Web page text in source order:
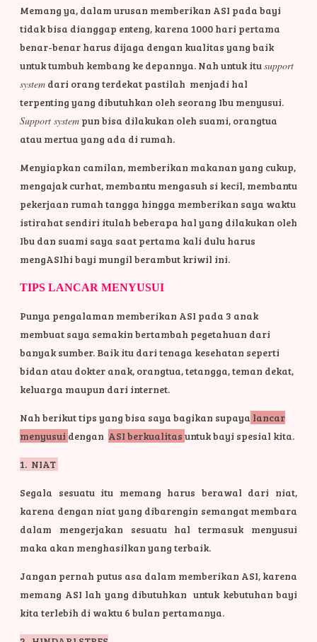
Memang ya, dalam urusan memberikan ASI pada bayi
tidak bisa dianggap enteng, karena 1000 hari pertama
benar-benar harus dijaga dengan kualitas yang baik
untuk tumbuh kembang ke depannya. Nah untuk itusupport
system dari orang terdekat pastilah menjadi hal
terpenting yang dibutuhkan oleh seorang Ibu menyusui.
Support system pun bisa dilakukan oleh suami, orangtua
atau mertua yang ada di rumah.
Menyiapkan camilan, memberikan makanan yang cukup,
mengajak curhat, membantu mengasuh si kecil, membantu
pekerjaan rumah tangga hingga memberikan saya waktu
istirahat sendiri itulah beberapa hal yang dilakukan oleh
Ibu dan suami saya saat pertama kali dulu harus
mengASIhi bayi mungil berambut kriwil ini.
TIPS LANCAR MENYUSUI
Punya pengalaman memberikan ASI pada 3 anak
membuat saya semakin bertambah pegetahuan dari
banyak sumber. Baik itu dari tenaga kesehatan seperti
bidan atau dokter anak, orangtua, tetangga, teman dekat,
keluarga maupun dari internet.
Nah berikut tips yang bisa saya bagikan supaya lancar
menyusui dengan ASI berkualitas untuk bayi spesial kita.
1. NIAT
Segala sesuatu itu memang harus berawal dari niat,
karena dengan niat yang dibarengin semangat membara
dalam mengerjakan sesuatu hal termasuk menyusui
maka akan menghasilkan yang terbaik.
Jangan pernah putus asa dalam memberikan ASI, karena
memang ASI lah yang dibutuhkan untuk kebutuhan bayi
kita terlebih di waktu 6 bulan pertamanya.